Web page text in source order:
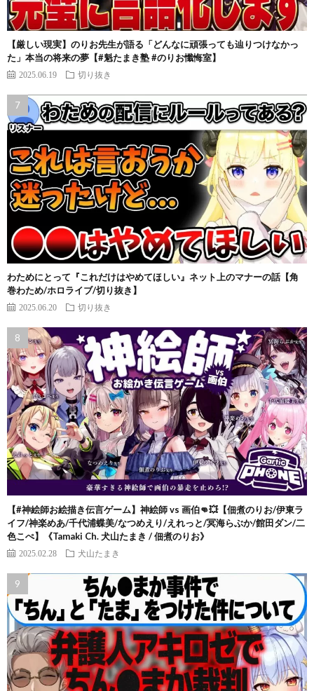
【厳しい現実】のりお先生が語る「どんなに頑張っても辿りつけなかっ
た」本当の将来の夢【#魁たまき塾 #のりお懺悔室】
2025.06.19 切り抜き
わためにとって『これだけはやめてほしい』ネット上のマナーの話【角
巻わため/ホロライブ/切り抜き】
2025.06.20 切り抜き
【#神絵師お絵描き伝言ゲーム】神絵師 vs 画伯👊💥【佃煮のりお/伊東ラ
イフ/神楽めあ/千代浦蝶美/なつめえり/えれっと/冥海らぶか/館田ダン/二
色こぺ】《Tamaki Ch. 犬山たまき / 佃煮のりお》
2025.02.28 犬山たまき